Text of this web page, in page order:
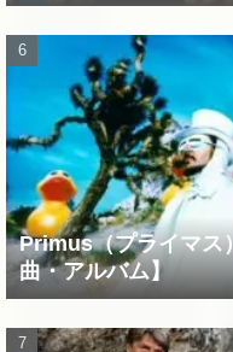
Primus（プライマス
曲・アルバム】